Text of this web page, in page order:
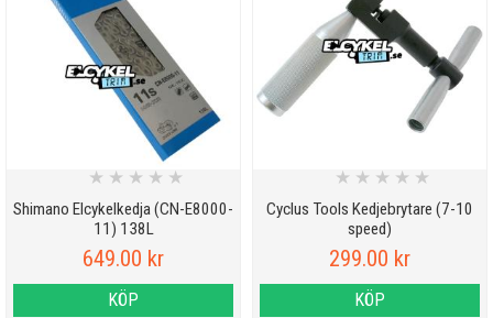
Shimano Elcykelkedja (CN-E8000-
11) 138L
★ ★ ★ ★ ★
649.00 kr
KÖP
Cyclus Tools Kedjebrytare (7-10
speed)
★ ★ ★ ★ ★
299.00 kr
KÖP